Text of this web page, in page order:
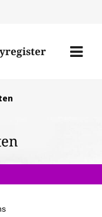
Menü